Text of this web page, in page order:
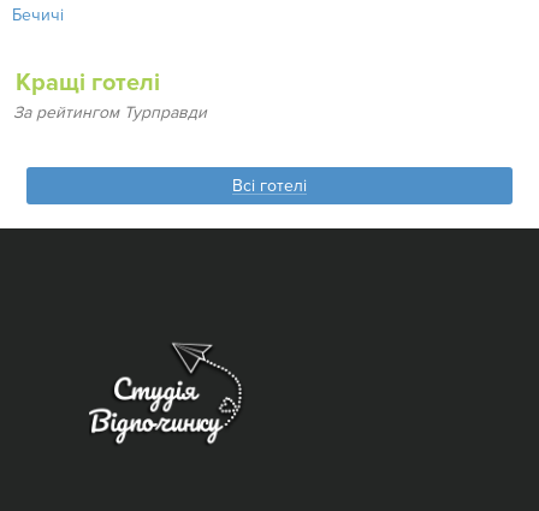
Бечичі
Кращі готелі
За рейтингом Турправди
Всі готелі